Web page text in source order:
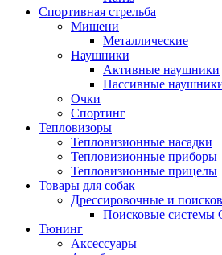
Спортивная стрельба
Мишени
Металлические
Наушники
Активные наушники
Пассивные
Очки
Спортинг
Тепловизоры
Тепловизионные насадки
Тепловизионные приборы
Тепловизионные прицелы
Товары для собак
Дрессировочные и
Поисковые системы
Тюнинг
Аксессуары